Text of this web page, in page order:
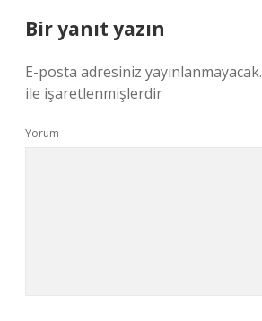
Bir yanıt yazın
E-posta adresiniz yayınlanmayacak.
ile işaretlenmişlerdir
Yorum